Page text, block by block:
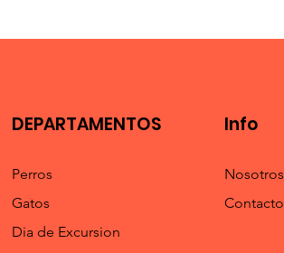
DEPARTAMENTOS
Perros
Gatos
Dia de Excursion
Info
Nosotros
Contacto